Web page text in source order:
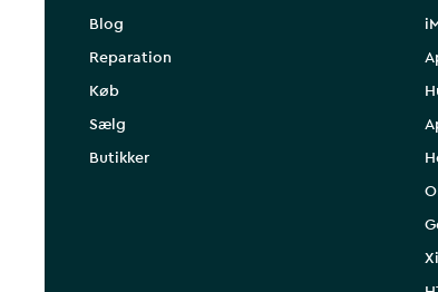
Blog
Reparation
Køb
Sælg
Butikker